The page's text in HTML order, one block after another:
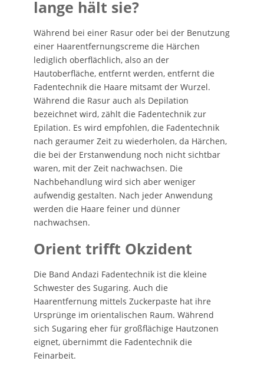
lange hält sie?
Während bei einer Rasur oder bei der Benutzung
einer Haarentfernungscreme die Härchen
lediglich oberflächlich, also an der
Hautoberfläche, entfernt werden, entfernt die
Fadentechnik die Haare mitsamt der Wurzel.
Während die Rasur auch als Depilation
bezeichnet wird, zählt die Fadentechnik zur
Epilation. Es wird empfohlen, die Fadentechnik
nach geraumer Zeit zu wiederholen, da Härchen,
die bei der Erstanwendung noch nicht sichtbar
waren, mit der Zeit nachwachsen. Die
Nachbehandlung wird sich aber weniger
aufwendig gestalten. Nach jeder Anwendung
werden die Haare feiner und dünner
nachwachsen.
Orient trifft Okzident
Die Band Andazi Fadentechnik ist die kleine
Schwester des Sugaring. Auch die
Haarentfernung mittels Zuckerpaste hat ihre
Ursprünge im orientalischen Raum. Während
sich Sugaring eher für großflächige Hautzonen
eignet, übernimmt die Fadentechnik die
Feinarbeit.